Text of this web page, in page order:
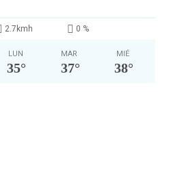
2.7kmh 0 %
LUN
35°
MAR
37°
MIÉ
38°